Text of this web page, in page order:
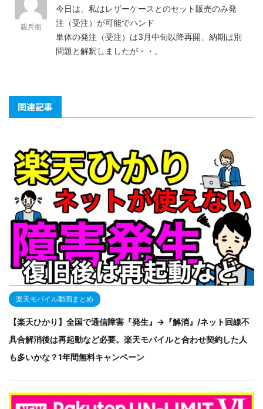
親兵衛
今日は、私はレザーケースとのセット販売のみ発
注（受注）が可能でハンド
単体の発注（受注）は3月中旬以降再開、納期は別
問題と解釈しましたが・・。
関連記事
楽天モバイル動画まとめ
【楽天ひかり】全国で通信障害『発生』→『解消』/ネット回線不
具合解消後は再起動など必要。楽天モバイルと合わせ契約した人
も多いかな？1年間無料キャンペーン